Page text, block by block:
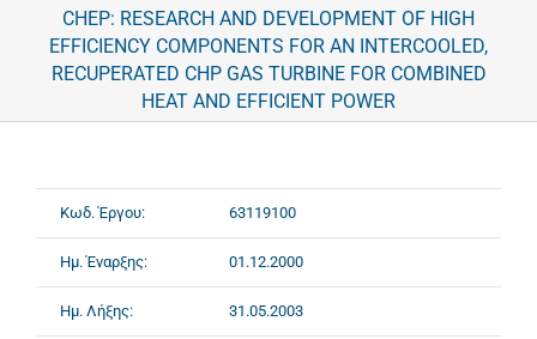
CHEP: RESEARCH AND DEVELOPMENT OF HIGH
EFFICIENCY COMPONENTS FOR AN INTERCOOLED,
RECUPERATED CHP GAS TURBINE FOR COMBINED
HEAT AND EFFICIENT POWER
Κωδ. Έργου: 63119100
Ημ. Έναρξης: 01.12.2000
Ημ. Λήξης: 31.05.2003